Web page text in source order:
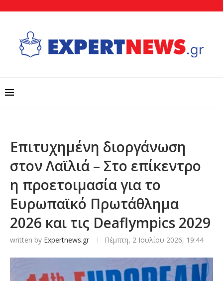
Επιτυχημένη διοργάνωση
στον Λαϊλιά – Στο επίκεντρο
η προετοιμασία για το
Ευρωπαϊκό Πρωτάθλημα
2026 και τις Deaflympics 2029
written by Expertnews.gr Πέμπτη, 2 Ιουλίου 2026, 19:44